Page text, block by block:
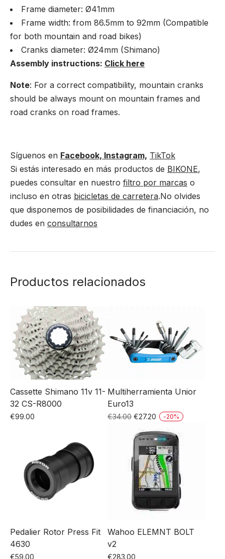
Frame diameter: Ø41mm
Frame width: from 86.5mm to 92mm (Compatible
for both mountain and road bikes)
Cranks diameter: Ø24mm (Shimano)
Assembly instructions: Click here
Note: For a correct compatibility, mountain cranks
should be always mount on mountain frames and
road cranks on road frames.
Síguenos en Facebook, Instagram, TikTok
Si estás interesado en más productos de BIKONE,
puedes consultar en nuestro filtro por marcas o
incluso en otras bicicletas de carretera.No olvides
que disponemos de posibilidades de financiación, no
dudes en consultarnos
Productos relacionados
Cassette Shimano 11v 11-
32 CS-R8000
€99.00
Multiherramienta Unior
Euro13
€34.00 El
original
€34.00.
€27.20 El
actual
es:
€27.20.
-20%
Pedalier Rotor Press Fit
4630
€59.00
Wahoo ELEMNT BOLT
v2
€283.00